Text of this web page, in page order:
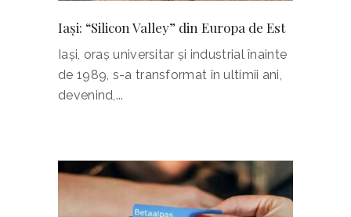
Iași: “Silicon Valley” din Europa de Est
Iași, oraş universitar şi industrial înainte
de 1989, s-a transformat în ultimii ani,
devenind,